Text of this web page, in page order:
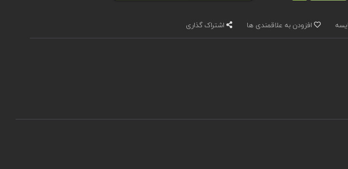
افزودن به علاقمندی ها اشتراک گذاری